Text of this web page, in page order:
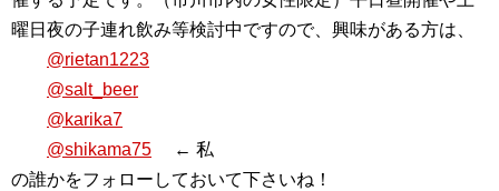
曜日夜の子連れ飲み等検討中ですので、興味がある方は、
@rietan1223
@salt_beer
@karika7
@shikama75 ← 私
の誰かをフォローしておいて下さいね！